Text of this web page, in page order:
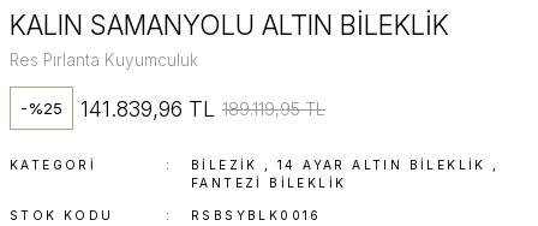
KALIN SAMANYOLU ALTIN BİLEKLİK
Res Pırlanta Kuyumculuk
-%25 141.839,96 TL 189.119,95 TL
KATEGORI BİLEZİK ,14 AYAR ALTIN BILEKLIK
FANTEZI BILEKLIK
STOK KODU RSBSYBLK0016